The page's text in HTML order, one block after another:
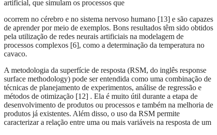
artificial, que simulam os processos que
ocorrem no cérebro e no sistema nervoso humano [13] e são capazes
de aprender por meio de exemplos. Bons resultados têm sido obtidos
pela utilização de redes neurais artificiais na modelagem de
processos complexos [6], como a determinação da temperatura no
cavaco.
A metodologia da superfície de resposta (RSM, do inglês response
surface methodology) pode ser entendida como uma combinação de
técnicas de planejamento de experimentos, análise de regressão e
métodos de otimização [12] . Ela é muito útil durante a etapa de
desenvolvimento de produtos ou processos e também na melhoria de
produtos já existentes. Além disso, o uso da RSM permite
caracterizar a relação entre uma ou mais variáveis na resposta de um